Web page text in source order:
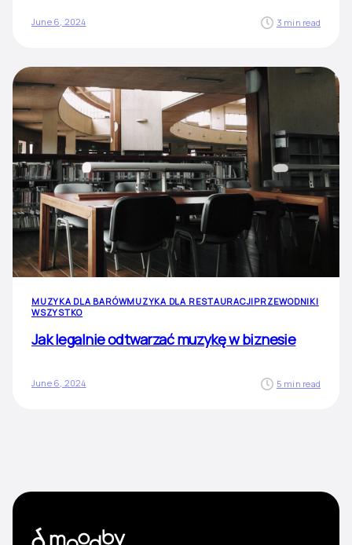
June 6, 2024 3 min read
MUZYKA DLA BARÓWMUZYKA DLA RESTAURACJIPRZEWODNIKI
WSZYSTKO
Jak legalnie odtwarzać muzykę w biznesie
June 6, 2024 5 min read